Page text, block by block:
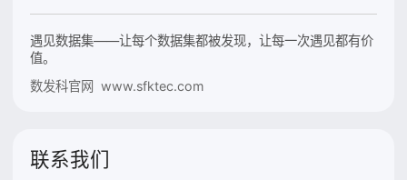
遇见数据集——让每个数据集都被发现，让每一次遇见都有价
值。
数发科官网 www.sfktec.com
联系我们